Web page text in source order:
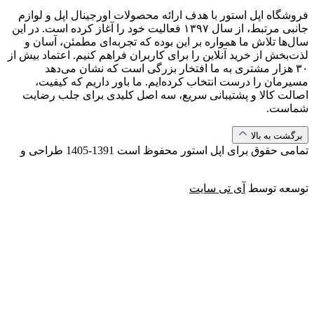
فروشگاه اپل استور با هدف ارائه‌ محصولات اورجینال اپل و لوازم
جانبی مرتبط، از سال ۱۳۹۷ فعالیت خود را آغاز کرده است. در این
سال‌ها تلاش ما همواره بر این بوده که تجربه‌ای مطمئن، آسان و
لذت‌بخش از خرید آنلاین را برای کاربران فراهم کنیم. اعتماد بیش از
۳۰ هزار مشتری به ما افتخار بزرگی است که نشان می‌دهد
مسیرمان را درست انتخاب کرده‌ایم. ما باور داریم که کیفیت،
اصالت کالا و پشتیبانی سریع، سه اصل کلیدی برای جلب رضایت
شماست.
برگشت به بالا
تمامی حقوق برای اپل استور محفوظ است 1391-1405 طراحی و
توسعه توسط آی تی سایت